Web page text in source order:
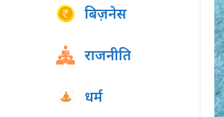
बिज़नेस
राजनीति
धर्म